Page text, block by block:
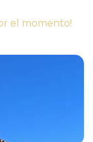
el momento!